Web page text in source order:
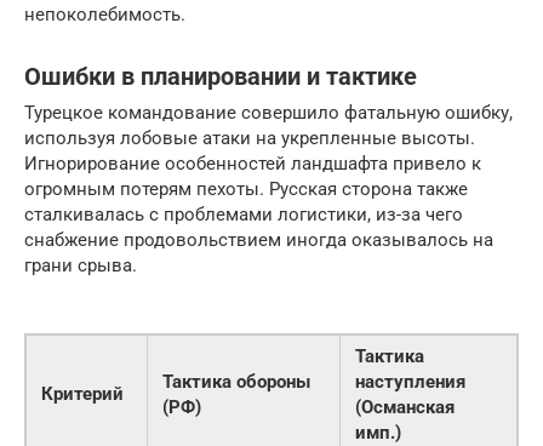
непоколебимость.
Ошибки в планировании и тактике
Турецкое командование совершило фатальную ошибку,
используя лобовые атаки на укрепленные высоты.
Игнорирование особенностей ландшафта привело к
огромным потерям пехоты. Русская сторона также
сталкивалась с проблемами логистики, из-за чего
снабжение продовольствием иногда оказывалось на
грани срыва.
Критерий
Тактика обороны
(РФ)
Тактика
наступления
(Османская
имп.)